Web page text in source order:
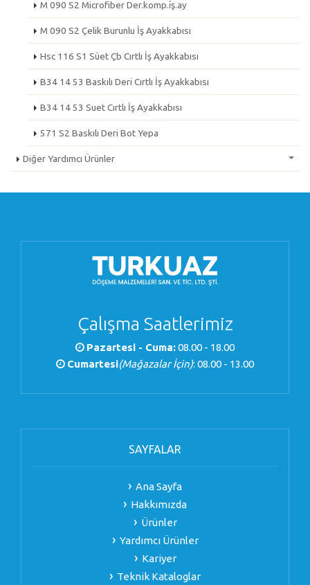
M 090 S2 Microfiber Der.komp.i̇ş.ay
M 090 S2 Çelik Burunlu İş Ayakkabısı
Hsc 116 S1 Süet Çb Cırtlı İş Ayakkabısı
B34 14 53 Baskılı Deri Cırtlı İş Ayakkabısı
B34 14 53 Suet Cırtlı İş Ayakkabısı
571 S2 Baskılı Deri Bot Yepa
Diğer Yardımcı Ürünler
Çalışma Saatlerimiz
Pazartesi - Cuma:08.00 - 18.00
Cumartesi(Mağazalar İçin): 08.00 - 13.00
SAYFALAR
Ana Sayfa
Hakkımızda
Ürünler
Yardımcı Ürünler
Kariyer
Teknik Kataloglar